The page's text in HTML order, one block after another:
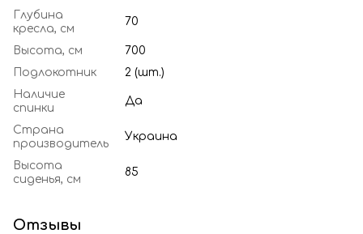
Глубина
кресла, см
70
Высота, см
700
Подлокотник
2 (шт.)
Наличие
спинки
Да
Страна
производитель
Украина
Высота
сиденья, см
85
Отзывы